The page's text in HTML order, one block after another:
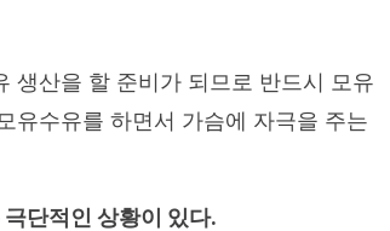
생산을 할 준비가 되므로 반드시 모유
유수유를 하면서 가슴에 자극을 주는
단적인 상황이 있다.